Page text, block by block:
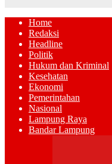
Home
Redaksi
Headline
Politik
Hukum dan Kriminal
Kesehatan
Ekonomi
Pemerintahan
Nasional
Lampung Raya
Bandar Lampung